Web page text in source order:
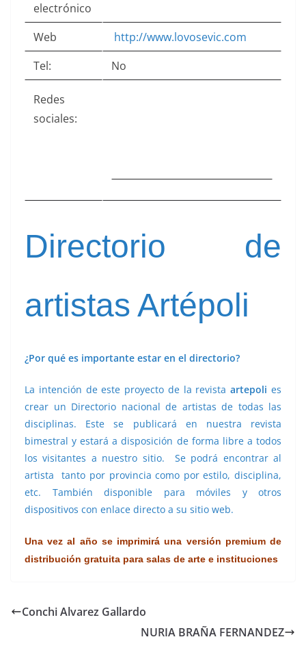
electrónico
Web
http://www.lovosevic.com
Tel:
No
Redes
sociales:
Directorio de
artistas Artépoli
¿Por qué es importante estar en el directorio?
La intención de este proyecto de la revistaartepoli es
crear un Directorio nacional de artistas de todas las
disciplinas. Este se publicará en nuestra revista
bimestral y estará a disposición de forma libre a todos
los visitantes a nuestro sitio. Se podrá encontrar al
artista tanto por provincia como por estilo, disciplina,
etc. También disponible para móviles y otros
dispositivos con enlace directo a su sitio web.
Una vez al año se imprimirá una versión premium de
distribución gratuita para salas de arte e instituciones
Conchi Alvarez Gallardo
NURIA BRAÑA FERNANDEZ